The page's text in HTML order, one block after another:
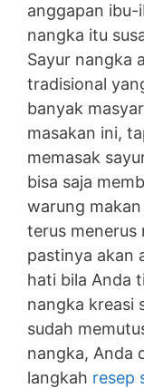
anggapan ibu-
nangka itu
Sayur nangka
tradisional
banyak
masakan ini,
memasak
bisa saja
warung
terus menerus
pastinya akan
hati bila Anda
nangka kreasi
sudah
nangka, Anda
langkah resep